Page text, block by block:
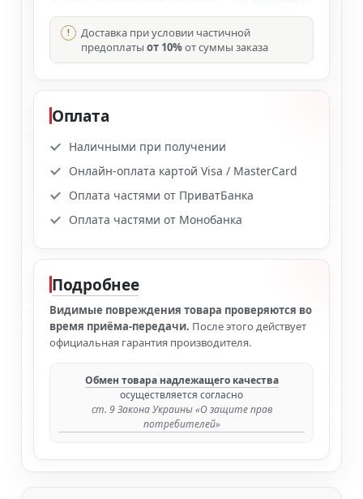
Доставка при условии частичной
предоплаты от 10%от суммы заказа
Оплата
Наличными при получении
Онлайн-оплата картой Visa / MasterCard
Оплата частями от ПриватБанка
Оплата частями от Монобанка
Подробнее
Видимые повреждения товара проверяются во
время приёма-передачи. После этого действует
официальная гарантия производителя.
Обмен товара надлежащего качества
осуществляется согласно
ст. 9 Закона Украины «О защите прав
потребителей»